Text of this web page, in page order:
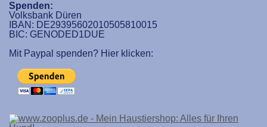
Spenden:
Volksbank Düren
IBAN: DE29395602010505810015
BIC: GENODED1DUE
Mit Paypal spenden? Hier klicken: